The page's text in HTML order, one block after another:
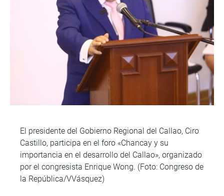
El presidente del Gobierno Regional del Callao, Ciro
Castillo, participa en el foro «Chancay y su
importancia en el desarrollo del Callao», organizado
por el congresista Enrique Wong. (Foto: Congreso de
la República/VVásquez)